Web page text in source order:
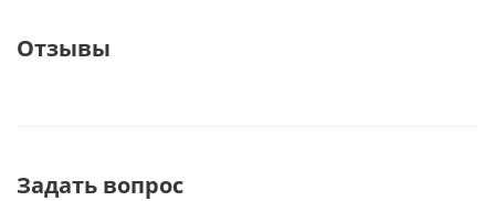
Отзывы
Задать вопрос